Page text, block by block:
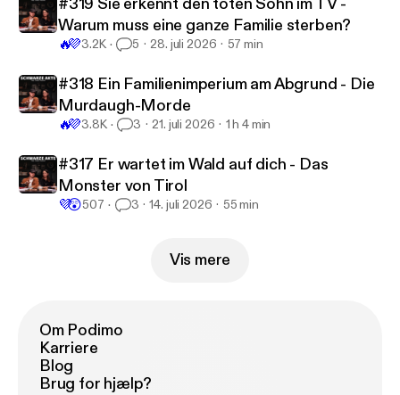
Warum muss eine ganze Familie sterben?
🔥💜3.2K 5 28. juli 2026 57 min
#318 Ein Familienimperium am Abgrund - Die
Murdaugh-Morde
🔥💜3.8K 3 21. juli 2026 1 h 4 min
#317 Er wartet im Wald auf dich - Das
Monster von Tirol
💜😲507 3 14. juli 2026 55 min
Vis mere
Om Podimo
Karriere
Blog
Brug for hjælp?